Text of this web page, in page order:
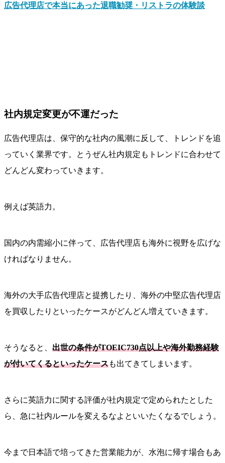
広告代理店で本当にあった退職勧奨・リストラの体験談
社内規定変更が不運だった
広告代理店は、保守的な社内の風潮に反して、トレンドを追
っていく業界です。とうぜん社内規定もトレンドに合わせて
どんどん変わっていきます。
例えば英語力。
国内の内需縮小に伴って、広告代理店も海外に視野を広げな
ければなりません。
海外の大手広告代理店と提携したり、海外の中堅広告代理店
を買収したりといったケースがどんどん増えていきます。
そうなると、 出世の条件がTOEIC730点以上や海外勤務経験
が付いてくるといったケースも出てきてしまいます。
さらに英語力に関する評価が社内規定で定められたとした
ら、急に社内ルールを変えるなよといいたくなるでしょう。
今まで日本語で培ってきた営業能力が、水泡に帰す場合もあ